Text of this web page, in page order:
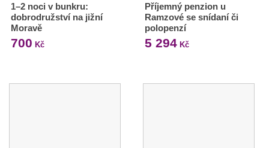
1–2 noci v bunkru:
dobrodružství na jižní
Moravě
700 Kč
Příjemný penzion u
Ramzové se snídaní či
polopenzí
5 294Kč